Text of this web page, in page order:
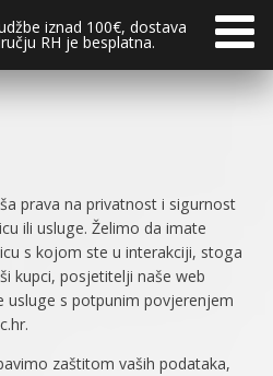
iznad 100€, dostava
RH je besplatna.
prava na privatnost i sigurnost
ili usluge. Želimo da imate
s kojom ste u interakciji, stoga
kupci, posjetitelji naše web
usluge s potpunim povjerenjem
zaštitom vaših podataka,